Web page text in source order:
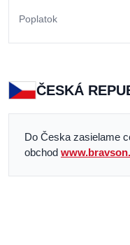
Poplatok
ČESKÁ
Do Česka zasielame
obchod